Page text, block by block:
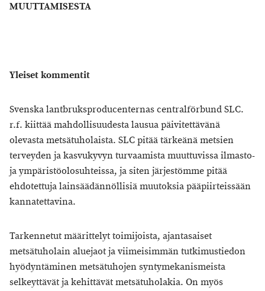
MUUTTAMISESTA
Yleiset kommentit
Svenska lantbruksproducenternas centralförbund SLC.
r.f. kiittää mahdollisuudesta lausua päivitettävänä
olevasta metsätuholaista. SLC pitää tärkeänä metsien
terveyden ja kasvukyvyn turvaamista muuttuvissa ilmasto-
ja ympäristöolosuhteissa, ja siten järjestömme pitää
ehdotettuja lainsäädännöllisiä muutoksia pääpiirteissään
kannatettavina.
Tarkennetut määrittelyt toimijoista, ajantasaiset
metsätuholain aluejaot ja viimeisimmän tutkimustiedon
hyödyntäminen metsätuhojen syntymekanismeista
selkeyttävät ja kehittävät metsätuholakia. On myös